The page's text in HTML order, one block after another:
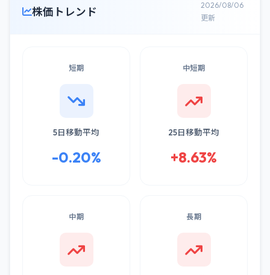
株価トレンド
2026/08/06
更新
短期
5日移動平均
-0.20%
中短期
25日移動平均
+8.63%
中期 長期